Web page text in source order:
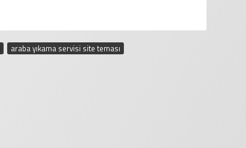
araba yıkama servisi site teması